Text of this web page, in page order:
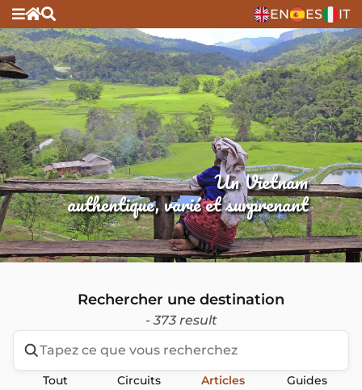
EN ES IT
Un Vietnam
authentique, varié et surprenant
Rechercher une destination
- 373 result
Tout Circuits Articles Guides